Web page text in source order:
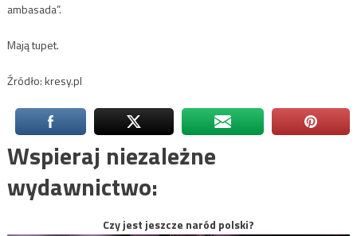
ambasada”.
Mają tupet.
Źródło: kresy.pl
Wspieraj niezależne
wydawnictwo:
Czy jest jeszcze naród polski?